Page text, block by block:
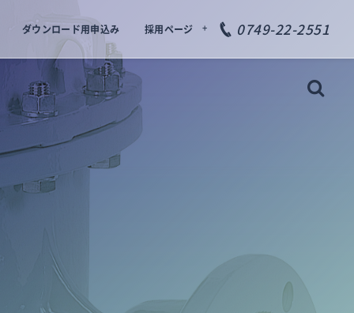
ダウンロード用申込み 採用ページ 0749-22-2551